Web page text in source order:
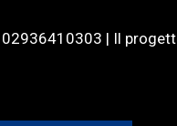
02936410303 | Il